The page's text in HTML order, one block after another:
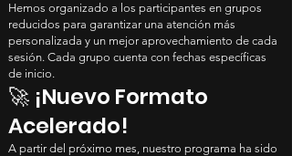
Hemos organizado a los participantes en grupos
reducidos para garantizar una atención más
personalizada y un mejor aprovechamiento de cada
sesión. Cada grupo cuenta con fechas específicas
de inicio.
🚀 ¡Nuevo Formato
Acelerado!
A partir del próximo mes, nuestro programa ha sido